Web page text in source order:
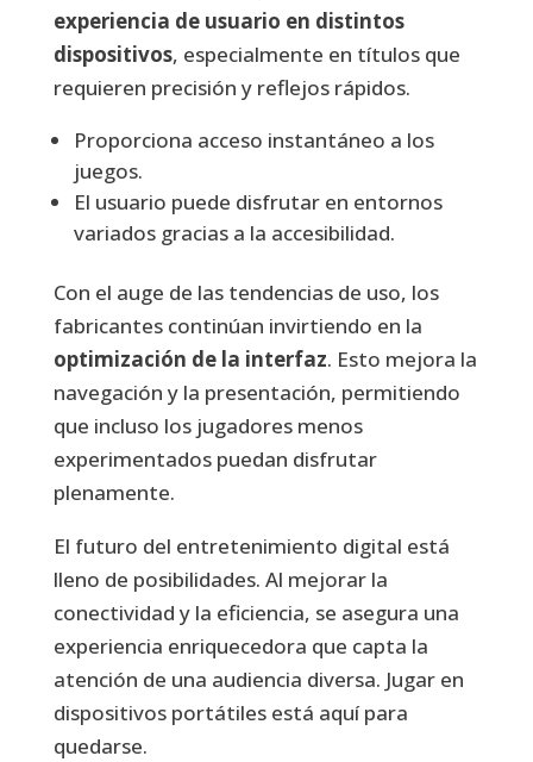
experiencia de usuario en distintos
dispositivos, especialmente en títulos que
requieren precisión y reflejos rápidos.
Proporciona acceso instantáneo a los
juegos.
El usuario puede disfrutar en entornos
variados gracias a la accesibilidad.
Con el auge de las tendencias de uso, los
fabricantes continúan invirtiendo en la
optimización de la interfaz. Esto mejora la
navegación y la presentación, permitiendo
que incluso los jugadores menos
experimentados puedan disfrutar
plenamente.
El futuro del entretenimiento digital está
lleno de posibilidades. Al mejorar la
conectividad y la eficiencia, se asegura una
experiencia enriquecedora que capta la
atención de una audiencia diversa. Jugar en
dispositivos portátiles está aquí para
quedarse.